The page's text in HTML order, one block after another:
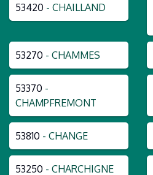
53420 - CHAILLAND
53270 - CHAMMES
53370 -
CHAMPFREMONT
53810 - CHANGE
53250 - CHARCHIGNE